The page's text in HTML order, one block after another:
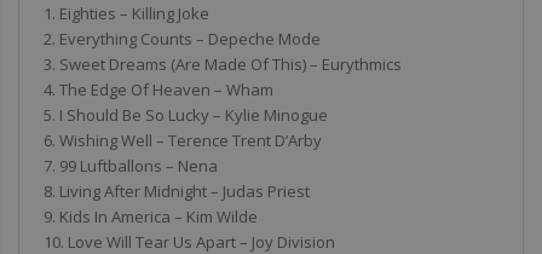
1. Eighties – Killing Joke
2. Everything Counts – Depeche Mode
3. Sweet Dreams (Are Made Of This) – Eurythmics
4. The Edge Of Heaven – Wham
5. I Should Be So Lucky – Kylie Minogue
6. Wishing Well – Terence Trent D’Arby
7. 99 Luftballons – Nena
8. Living After Midnight – Judas Priest
9. Kids In America – Kim Wilde
10. Love Will Tear Us Apart – Joy Division